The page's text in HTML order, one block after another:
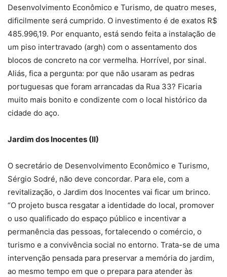
Desenvolvimento Econômico e Turismo, de quatro meses,
dificilmente será cumprido. O investimento é de exatos R$
485.996,19. Por enquanto, está sendo feita a instalação de
um piso intertravado (argh) com o assentamento dos
blocos de concreto na cor vermelha. Horrível, por sinal.
Aliás, fica a pergunta: por que não usaram as pedras
portuguesas que foram arrancadas da Rua 33? Ficaria
muito mais bonito e condizente com o local histórico da
cidade do aço.
Jardim dos Inocentes (II)
O secretário de Desenvolvimento Econômico e Turismo,
Sérgio Sodré, não deve concordar. Para ele, com a
revitalização, o Jardim dos Inocentes vai ficar um brinco.
“O projeto busca resgatar a identidade do local, promover
o uso qualificado do espaço público e incentivar a
permanência das pessoas, fortalecendo o comércio, o
turismo e a convivência social no entorno. Trata-se de uma
intervenção pensada para preservar a memória do jardim,
ao mesmo tempo em que o prepara para atender às